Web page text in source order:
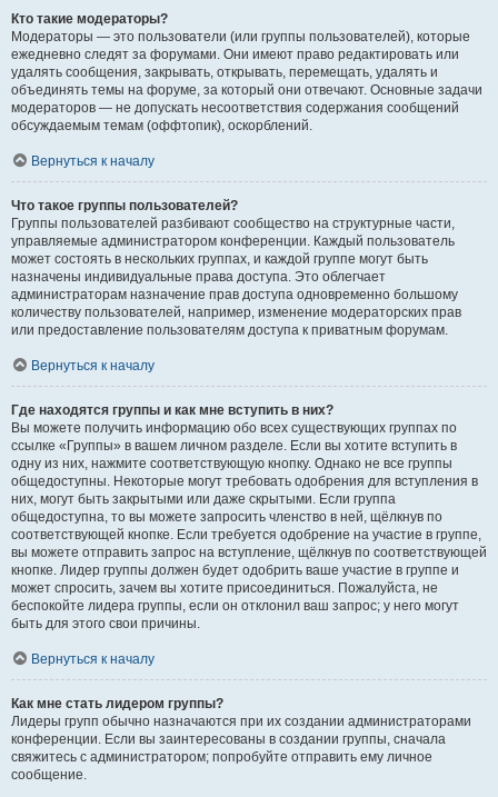
Кто такие модераторы?
Модераторы — это пользователи (или группы пользователей), которые
ежедневно следят за форумами. Они имеют право редактировать или
удалять сообщения, закрывать, открывать, перемещать, удалять и
объединять темы на форуме, за который они отвечают. Основные задачи
модераторов — не допускать несоответствия содержания сообщений
обсуждаемым темам (оффтопик), оскорблений.
Вернуться к началу
Что такое группы пользователей?
Группы пользователей разбивают сообщество на структурные части,
управляемые администратором конференции. Каждый пользователь
может состоять в нескольких группах, и каждой группе могут быть
назначены индивидуальные права доступа. Это облегчает
администраторам назначение прав доступа одновременно большому
количеству пользователей, например, изменение модераторских прав
или предоставление пользователям доступа к приватным форумам.
Вернуться к началу
Где находятся группы и как мне вступить в них?
Вы можете получить информацию обо всех существующих группах по
ссылке «Группы» в вашем личном разделе. Если вы хотите вступить в
одну из них, нажмите соответствующую кнопку. Однако не все группы
общедоступны. Некоторые могут требовать одобрения для вступления в
них, могут быть закрытыми или даже скрытыми. Если группа
общедоступна, то вы можете запросить членство в ней, щёлкнув по
соответствующей кнопке. Если требуется одобрение на участие в группе,
вы можете отправить запрос на вступление, щёлкнув по соответствующей
кнопке. Лидер группы должен будет одобрить ваше участие в группе и
может спросить, зачем вы хотите присоединиться. Пожалуйста, не
беспокойте лидера группы, если он отклонил ваш запрос; у него могут
быть для этого свои причины.
Вернуться к началу
Как мне стать лидером группы?
Лидеры групп обычно назначаются при их создании администраторами
конференции. Если вы заинтересованы в создании группы, сначала
свяжитесь с администратором; попробуйте отправить ему личное
сообщение.